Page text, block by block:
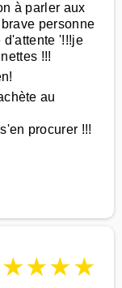
à parler aux
personne
d'attente '!!!je
!!!
au
procurer !!!
★★★★